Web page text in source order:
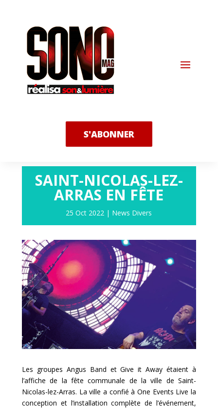
S'ABONNER
SAINT-NICOLAS-LEZ-
ARRAS EN FÊTE
25 Oct 2022 | News Divers
Les groupes Angus Band et Give it Away étaient à
l’affiche de la fête communale de la ville de Saint-
Nicolas-lez-Arras. La ville a confié à One Events Live la
conception et l’installation complète de l’événement,